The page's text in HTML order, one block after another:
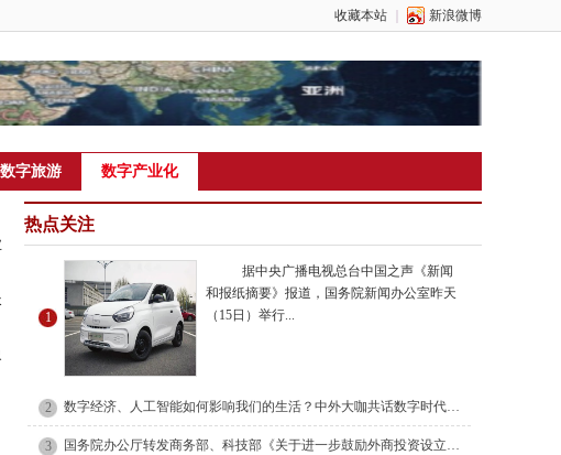
收藏本站 新浪微博
字旅游 数字产业化
热点关注
1
据中央广播电视总台中国之声《新闻
和报纸摘要》报道，国务院新闻办公室昨天
（15日）举行...
2 数字经济、人工智能如何影响我们的生活？中外大咖共话数字时代新未来
3 国务院办公厅转发商务部、科技部《关于进一步鼓励外商投资设立研发中心的若干措施》